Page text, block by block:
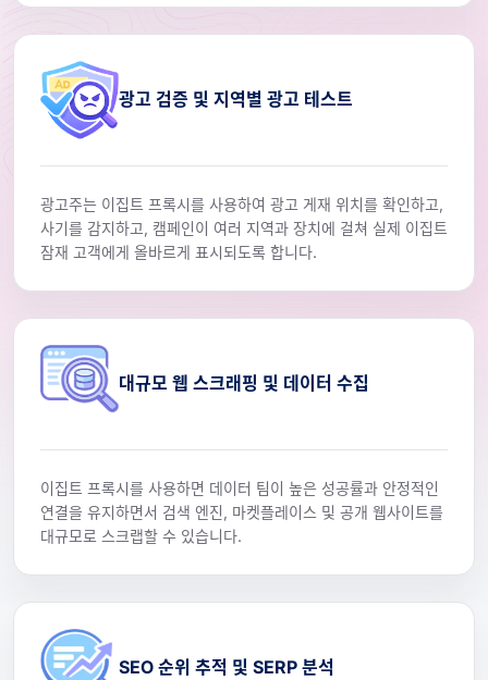
광고 검증 및 지역별 광고 테스트
광고주는 이집트 프록시를 사용하여 광고 게재 위치를 확인하고,
사기를 감지하고, 캠페인이 여러 지역과 장치에 걸쳐 실제 이집트
잠재 고객에게 올바르게 표시되도록 합니다.
대규모 웹 스크래핑 및 데이터 수집
이집트 프록시를 사용하면 데이터 팀이 높은 성공률과 안정적인
연결을 유지하면서 검색 엔진, 마켓플레이스 및 공개 웹사이트를
대규모로 스크랩할 수 있습니다.
SEO 순위 추적 및 SERP 분석